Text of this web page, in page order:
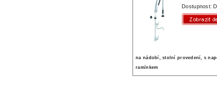
Dostupnost:
na nádobí, stolní provedení, s
ramínkem